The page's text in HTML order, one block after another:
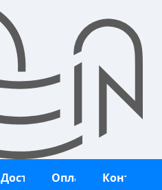
ДоставкаОплата
Контакты